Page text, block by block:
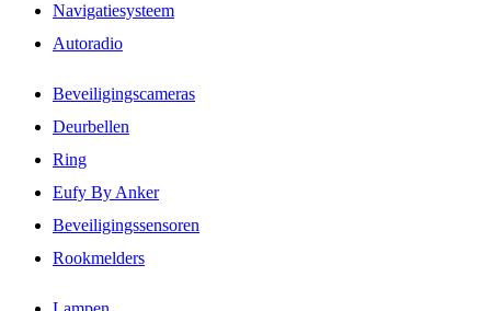
Navigatiesysteem
Autoradio
Beveiligingscameras
Deurbellen
Ring
Eufy By Anker
Beveiligingssensoren
Rookmelders